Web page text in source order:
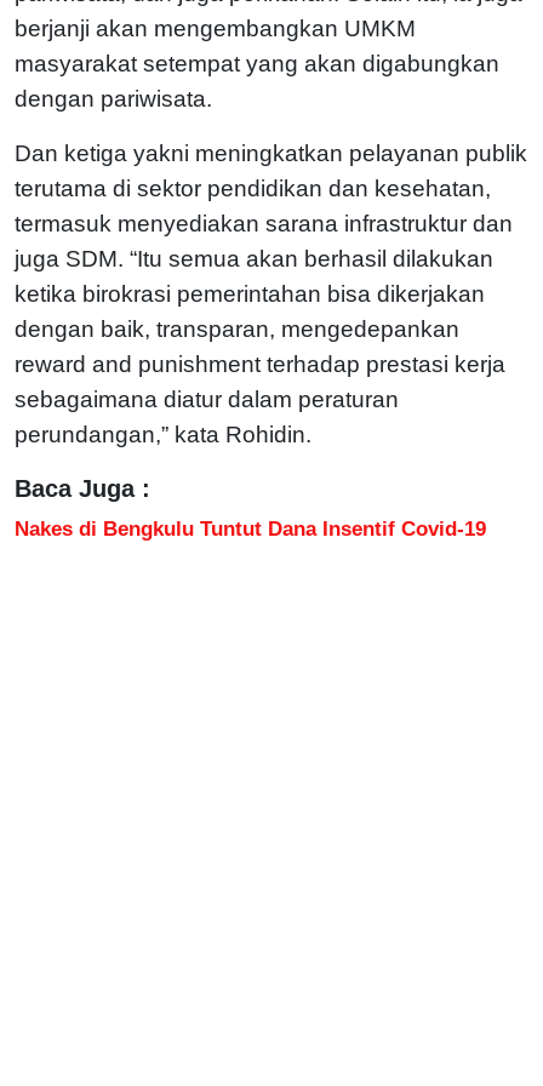
berjanji akan mengembangkan UMKM
masyarakat setempat yang akan digabungkan
dengan pariwisata.
Dan ketiga yakni meningkatkan pelayanan publik
terutama di sektor pendidikan dan kesehatan,
termasuk menyediakan sarana infrastruktur dan
juga SDM. “Itu semua akan berhasil dilakukan
ketika birokrasi pemerintahan bisa dikerjakan
dengan baik, transparan, mengedepankan
reward and punishment terhadap prestasi kerja
sebagaimana diatur dalam peraturan
perundangan,” kata Rohidin.
Baca Juga :
Nakes di Bengkulu Tuntut Dana Insentif Covid-19